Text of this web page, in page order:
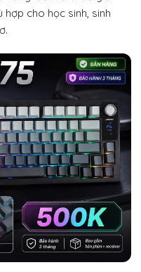
hợp cho học sinh, sinh